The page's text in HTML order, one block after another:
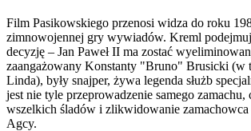
Film Pasikowskiego przenosi widza do roku
zimnowojennej gry wywiadów. Kreml
decyzję – Jan Paweł II ma zostać
zaangażowany Konstanty "Bruno" Brusicki (w
Linda), były snajper, żywa legenda służb
jest nie tyle przeprowadzenie samego zamachu,
wszelkich śladów i zlikwidowanie zamachowca
Agcy.